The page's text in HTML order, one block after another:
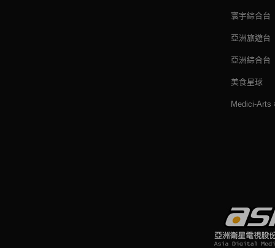
寰宇綜合台
亞洲旅遊台
亞洲綜合台
美食星球
Medici-Arts